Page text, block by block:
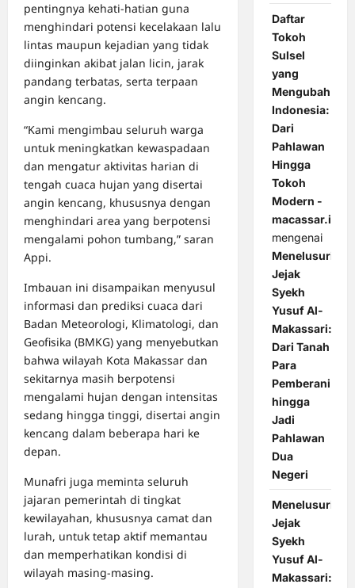
pentingnya kehati-hatian guna
menghindari potensi kecelakaan lalu
lintas maupun kejadian yang tidak
diinginkan akibat jalan licin, jarak
pandang terbatas, serta terpaan
angin kencang.
“Kami mengimbau seluruh warga
untuk meningkatkan kewaspadaan
dan mengatur aktivitas harian di
tengah cuaca hujan yang disertai
angin kencang, khususnya dengan
menghindari area yang berpotensi
mengalami pohon tumbang,” saran
Appi.
Imbauan ini disampaikan menyusul
informasi dan prediksi cuaca dari
Badan Meteorologi, Klimatologi, dan
Geofisika (BMKG) yang menyebutkan
bahwa wilayah Kota Makassar dan
sekitarnya masih berpotensi
mengalami hujan dengan intensitas
sedang hingga tinggi, disertai angin
kencang dalam beberapa hari ke
depan.
Munafri juga meminta seluruh
jajaran pemerintah di tingkat
kewilayahan, khususnya camat dan
lurah, untuk tetap aktif memantau
dan memperhatikan kondisi di
wilayah masing-masing.
Daftar
Tokoh
Sulsel
yang
Mengubah
Indonesia:
Dari
Pahlawan
Hingga
Tokoh
Modern -
macassar.id
mengenai
Menelusuri
Jejak
Syekh
Yusuf Al-
Makassari:
Dari Tanah
Para
Pemberani
hingga
Jadi
Pahlawan
Dua
Negeri
Menelusuri
Jejak
Syekh
Yusuf Al-
Makassari: